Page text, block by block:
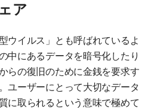
ア
ウイルス」とも呼ばれているよ
中にあるデータを暗号化したり
らの復旧のために金銭を要求す
ユーザーにとって大切なデータ
に取られるという意味で極めて